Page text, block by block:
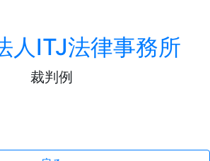
人ITJ法律事務所
裁判例